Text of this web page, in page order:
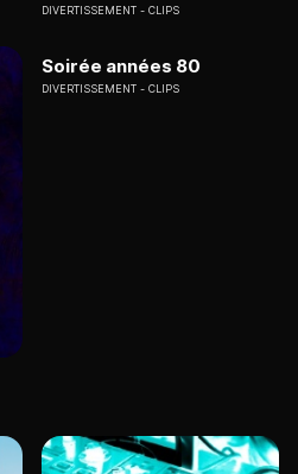
DIVERTISSEMENT CLIPS
Soirée années 80
DIVERTISSEMENT CLIPS